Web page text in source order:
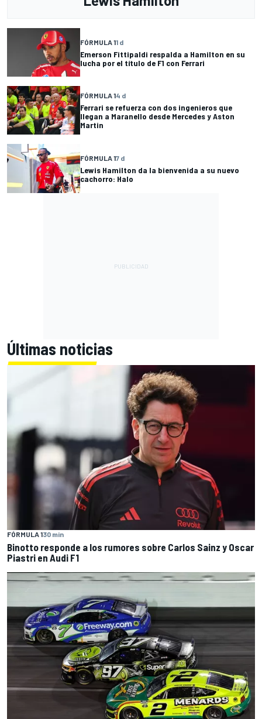
FÓRMULA 11 d
Emerson Fittipaldi respalda a Hamilton en su
lucha por el título de F1 con Ferrari
FÓRMULA 14 d
Ferrari se refuerza con dos ingenieros que
llegan a Maranello desde Mercedes y Aston
Martin
FÓRMULA 17 d
Lewis Hamilton da la bienvenida a su nuevo
cachorro: Halo
Últimas noticias
FÓRMULA 130 min
Binotto responde a los rumores sobre Carlos Sainz y Oscar
Piastri en Audi F1